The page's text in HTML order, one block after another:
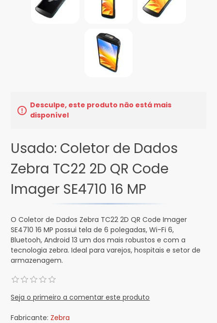
Desculpe, este produto não está mais
disponível
Usado: Coletor de Dados
Zebra TC22 2D QR Code
Imager SE4710 16 MP
O Coletor de Dados Zebra TC22 2D QR Code Imager
SE4710 16 MP possui tela de 6 polegadas, Wi-Fi 6,
Bluetooh, Android 13 um dos mais robustos e com a
tecnologia zebra. Ideal para varejos, hospitais e setor de
armazenagem.
Seja o primeiro a comentar este produto
Fabricante: Zebra